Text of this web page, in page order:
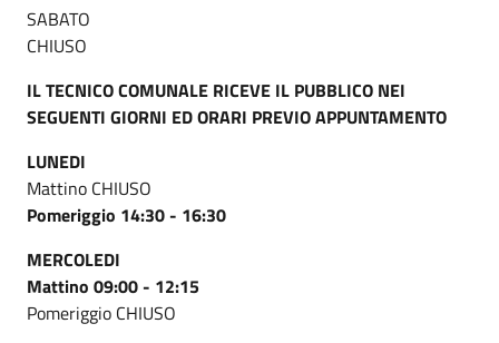
SABATO
CHIUSO
IL TECNICO COMUNALE RICEVE IL PUBBLICO NEI
SEGUENTI GIORNI ED ORARI PREVIO APPUNTAMENTO
LUNEDI
Mattino CHIUSO
Pomeriggio 14:30 - 16:30
MERCOLEDI
Mattino 09:00 - 12:15
Pomeriggio CHIUSO